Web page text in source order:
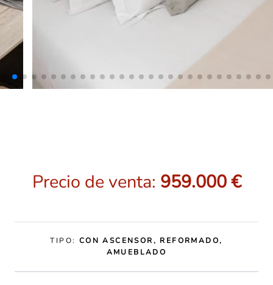
Precio de venta: 959.000 €
TIPO: CON ASCENSOR, REFORMADO,
AMUEBLADO